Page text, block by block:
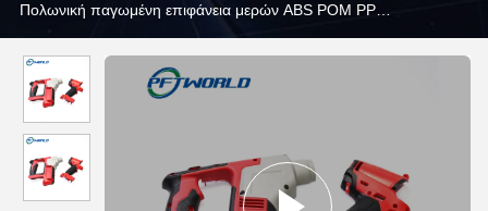
Πολωνική παγωμένη επιφάνεια μερών ABS POM PP